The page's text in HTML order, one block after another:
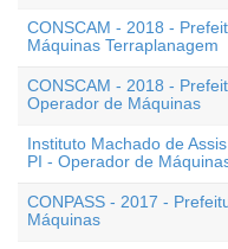
CONSCAM - 2018 -
Máquinas Terraplanagem
CONSCAM - 2018 -
Operador de Máquinas
Instituto Machado de
PI - Operador de
CONPASS - 2017 -
Máquinas